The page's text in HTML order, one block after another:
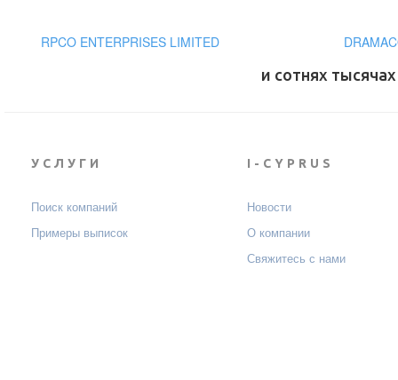
RPCO ENTERPRISES LIMITED
и сотнях
УСЛУГИ
Поиск компаний
Примеры выписок
I-CYPRUS
Новости
О компании
Свяжитесь с нами